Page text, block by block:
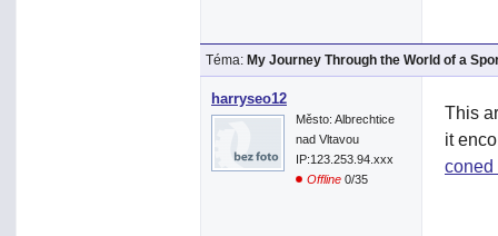
Téma: My Journey Through the World of a
harryseo12
Město: Albrechtice
nad Vltavou
IP:123.253.94.xxx
Offline 0/35
This
it
coned